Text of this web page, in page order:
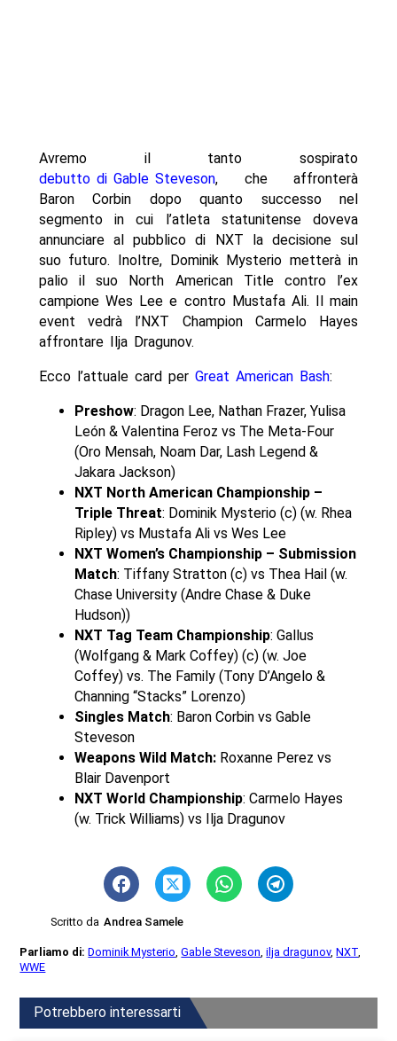
Avremo il tanto sospirato
debutto di Gable Steveson, che affronterà
Baron Corbin dopo quanto successo nel
segmento in cui l’atleta statunitense doveva
annunciare al pubblico di NXT la decisione sul
suo futuro. Inoltre, Dominik Mysterio metterà in
palio il suo North American Title contro l’ex
campione Wes Lee e contro Mustafa Ali. Il main
event vedrà l’NXT Champion Carmelo Hayes
affrontare Ilja Dragunov.
Ecco l’attuale card per Great American Bash:
Preshow: Dragon Lee, Nathan Frazer, Yulisa
León & Valentina Feroz vs The Meta-Four
(Oro Mensah, Noam Dar, Lash Legend &
Jakara Jackson)
NXT North American Championship –
Triple Threat: Dominik Mysterio (c) (w. Rhea
Ripley) vs Mustafa Ali vs Wes Lee
NXT Women’s Championship – Submission
Match: Tiffany Stratton (c) vs Thea Hail (w.
Chase University (Andre Chase & Duke
Hudson))
NXT Tag Team Championship: Gallus
(Wolfgang & Mark Coffey) (c) (w. Joe
Coffey) vs. The Family (Tony D’Angelo &
Channing “Stacks” Lorenzo)
Singles Match: Baron Corbin vs Gable
Steveson
Weapons Wild Match:Roxanne Perez vs
Blair Davenport
NXT World Championship: Carmelo Hayes
(w. Trick Williams) vs Ilja Dragunov
Scritto da Andrea Samele
Parliamo di:Dominik Mysterio,Gable Steveson,ilja dragunov,NXT,
WWE
Potrebbero interessarti